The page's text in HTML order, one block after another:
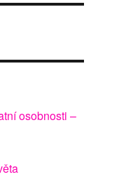
osobnosti –